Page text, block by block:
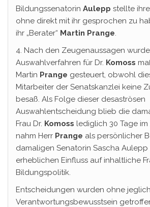
Bildungssenatorin Aulepp stellte
ohne direkt mit ihr gesprochen zu
ihr „Berater“ Martin Prange.
4. Nach den Zeugenaussagen
Auswahlverfahren für Dr. Komoss
Martin Prange gesteuert, obwohl
Mitarbeiter der Senatskanzlei keine
besaß. Als Folge dieser desaströsen
Auswahlentscheidung blieb die
Frau Dr. Komoss lediglich 30 Tage
nahm Herr Prange als persönlicher
damaligen Senatorin Sascha Aulepp
erheblichen Einfluss auf inhaltliche
Bildungspolitik.
Entscheidungen wurden ohne
Verantwortungsbewusstsein